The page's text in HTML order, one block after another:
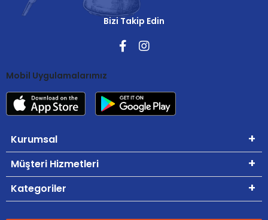
Bizi Takip Edin
Mobil Uygulamalarımız
Kurumsal
Müşteri Hizmetleri
Kategoriler